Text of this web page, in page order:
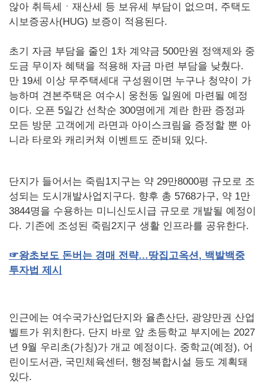
않아 취득세ㆍ재산세 등 보유세 부담이 없으며, 주택도
시보증공사(HUG) 보증이 적용된다.
초기 자금 부담을 줄인 1차 계약금 500만원 정액제와 중
도금 무이자 혜택을 적용해 자금 마련 부담을 낮췄다.
만 19세 이상 무주택세대 구성원이면 누구나 청약이 가
능하며 견본주택은 여수시 웅천동 일원에 마련될 예정
이다. 오픈 5일간 선착순 300명에게 계란 한판 증정과
모든 방문 고객에게 라면과 아이스크림을 증정할 뿐 아
니라 타로와 캐리커쳐 이벤트도 준비돼 있다.
단지가 들어서는 죽림1지구는 약 29만8000평 규모로 조
성되는 도시개발사업지구다. 향후 총 5768가구, 약 1만
3844명을 수용하는 미니신도시급 규모로 개발될 예정이
다. 기존에 조성된 죽림2지구 생활 인프라를 공유한다.
☞왕초보도 돈버는 경매 전략…땅집고옥션, 백발백중
투자법 제시
인근에는 여수국가산업단지와 율촌산단, 광양만권 산업
벨트가 위치한다. 단지 바로 앞 초등학교 부지에는 2027
년 9월 우리초(가칭)가 개교 예정이다. 중학교(예정), 어
린이도서관, 국민체육센터, 행정복합시설 등도 계획돼
있다.